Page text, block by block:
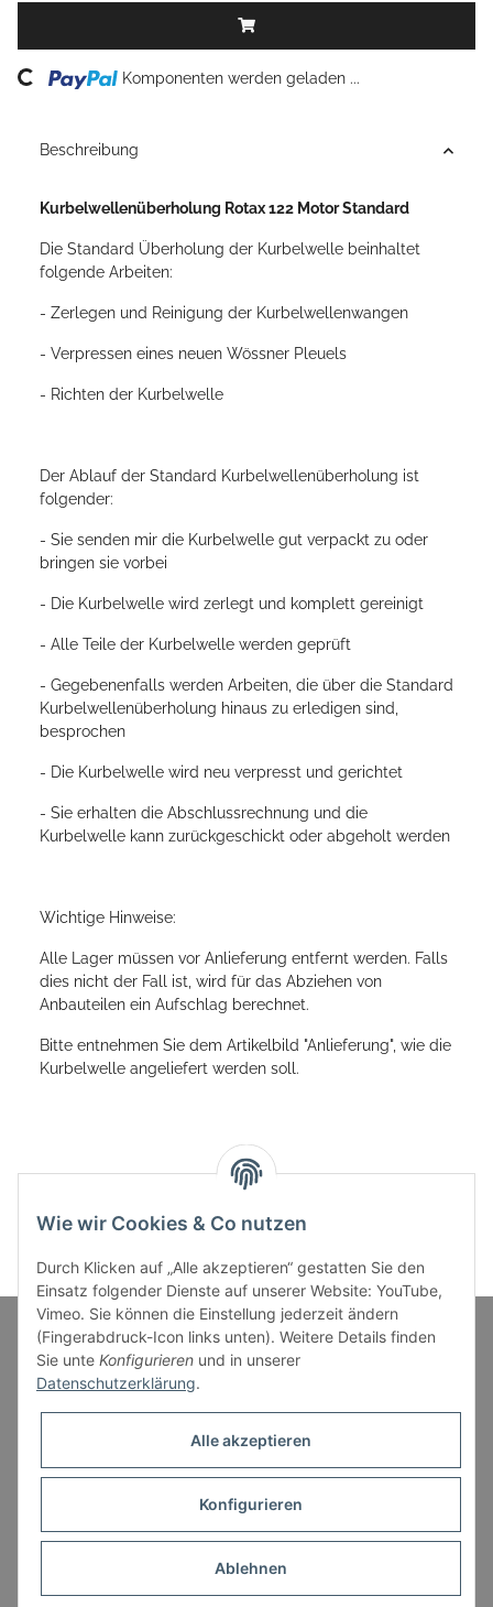
Komponenten werden geladen ...
Beschreibung
Kurbelwellenüberholung Rotax 122 Motor Standard
Die Standard Überholung der Kurbelwelle beinhaltet
folgende Arbeiten:
- Zerlegen und Reinigung der Kurbelwellenwangen
- Verpressen eines neuen Wössner Pleuels
- Richten der Kurbelwelle
Der Ablauf der Standard Kurbelwellenüberholung ist
folgender:
- Sie senden mir die Kurbelwelle gut verpackt zu oder
bringen sie vorbei
- Die Kurbelwelle wird zerlegt und komplett gereinigt
- Alle Teile der Kurbelwelle werden geprüft
- Gegebenenfalls werden Arbeiten, die über die Standard
Kurbelwellenüberholung hinaus zu erledigen sind,
besprochen
- Die Kurbelwelle wird neu verpresst und gerichtet
- Sie erhalten die Abschlussrechnung und die
Kurbelwelle kann zurückgeschickt oder abgeholt werden
Wichtige Hinweise:
Alle Lager müssen vor Anlieferung entfernt werden. Falls
dies nicht der Fall ist, wird für das Abziehen von
Anbauteilen ein Aufschlag berechnet.
Bitte entnehmen Sie dem Artikelbild "Anlieferung", wie die
Kurbelwelle angeliefert werden soll.
Informationen
* Alle Preise inkl. gesetzlicher USt., zzgl.Versand
Wie wir Cookies & Co nutzen
Durch Klicken auf „Alle akzeptieren“ gestatten Sie den
Einsatz folgender Dienste auf unserer Website: YouTube,
Vimeo. Sie können die Einstellung jederzeit ändern
(Fingerabdruck-Icon links unten). Weitere Details finden
Sie unte Konfigurieren und in unserer
Datenschutzerklärung.
Alle akzeptieren
Konfigurieren
Ablehnen